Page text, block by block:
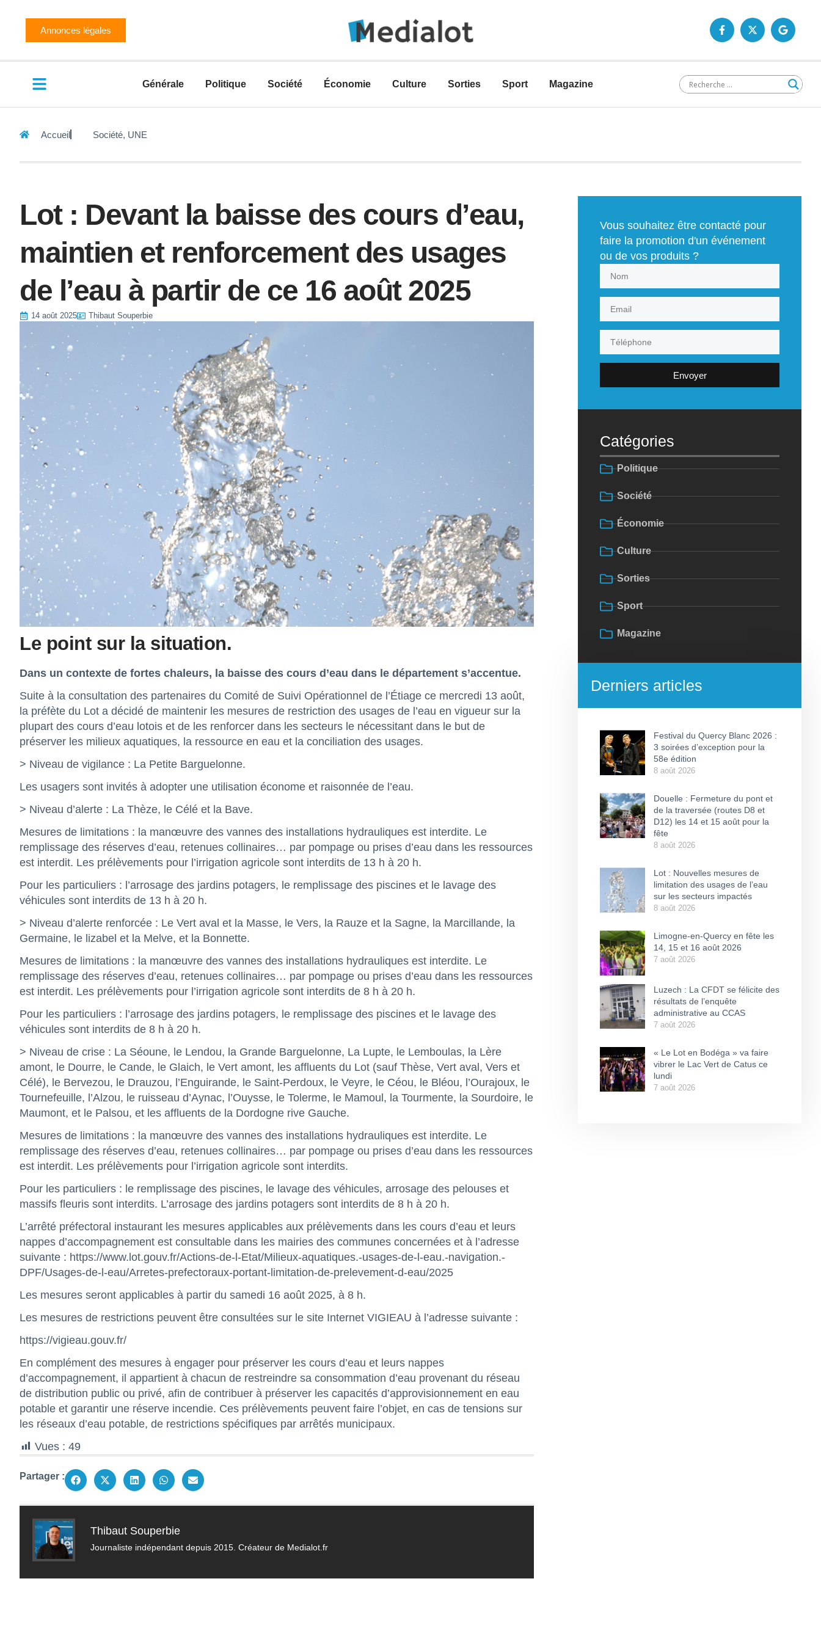
Annonces légales
Générale Politique Société Économie Culture Sorties Sport Magazine
Accueil Société, UNE
Lot : Devant la baisse des cours d’eau,
maintien et renforcement des usages
de l’eau à partir de ce 16 août 2025
14 août 2025 Thibaut Souperbie
Le point sur la situation.
Dans un contexte de fortes chaleurs, la baisse des cours d’eau dans le département s’accentue.
Suite à la consultation des partenaires du Comité de Suivi Opérationnel de l’Étiage ce mercredi 13 août,
la préfète du Lot a décidé de maintenir les mesures de restriction des usages de l’eau en vigueur sur la
plupart des cours d’eau lotois et de les renforcer dans les secteurs le nécessitant dans le but de
préserver les milieux aquatiques, la ressource en eau et la conciliation des usages.
> Niveau de vigilance : La Petite Barguelonne.
Les usagers sont invités à adopter une utilisation économe et raisonnée de l’eau.
> Niveau d’alerte : La Thèze, le Célé et la Bave.
Mesures de limitations : la manœuvre des vannes des installations hydrauliques est interdite. Le
remplissage des réserves d’eau, retenues collinaires… par pompage ou prises d’eau dans les ressources
est interdit. Les prélèvements pour l’irrigation agricole sont interdits de 13 h à 20 h.
Pour les particuliers : l’arrosage des jardins potagers, le remplissage des piscines et le lavage des
véhicules sont interdits de 13 h à 20 h.
> Niveau d’alerte renforcée : Le Vert aval et la Masse, le Vers, la Rauze et la Sagne, la Marcillande, la
Germaine, le lizabel et la Melve, et la Bonnette.
Mesures de limitations : la manœuvre des vannes des installations hydrauliques est interdite. Le
remplissage des réserves d’eau, retenues collinaires… par pompage ou prises d’eau dans les ressources
est interdit. Les prélèvements pour l’irrigation agricole sont interdits de 8 h à 20 h.
Pour les particuliers : l’arrosage des jardins potagers, le remplissage des piscines et le lavage des
véhicules sont interdits de 8 h à 20 h.
> Niveau de crise : La Séoune, le Lendou, la Grande Barguelonne, La Lupte, le Lemboulas, la Lère
amont, le Dourre, le Cande, le Glaich, le Vert amont, les affluents du Lot (sauf Thèse, Vert aval, Vers et
Célé), le Bervezou, le Drauzou, l’Enguirande, le Saint-Perdoux, le Veyre, le Céou, le Bléou, l’Ourajoux, le
Tournefeuille, l’Alzou, le ruisseau d’Aynac, l’Ouysse, le Tolerme, le Mamoul, la Tourmente, la Sourdoire, le
Maumont, et le Palsou, et les affluents de la Dordogne rive Gauche.
Mesures de limitations : la manœuvre des vannes des installations hydrauliques est interdite. Le
remplissage des réserves d’eau, retenues collinaires… par pompage ou prises d’eau dans les ressources
est interdit. Les prélèvements pour l’irrigation agricole sont interdits.
Pour les particuliers : le remplissage des piscines, le lavage des véhicules, arrosage des pelouses et
massifs fleuris sont interdits. L’arrosage des jardins potagers sont interdits de 8 h à 20 h.
L’arrêté préfectoral instaurant les mesures applicables aux prélèvements dans les cours d’eau et leurs
nappes d’accompagnement est consultable dans les mairies des communes concernées et à l’adresse
suivante : https://www.lot.gouv.fr/Actions-de-l-Etat/Milieux-aquatiques.-usages-de-l-eau.-navigation.-
DPF/Usages-de-l-eau/Arretes-prefectoraux-portant-limitation-de-prelevement-d-eau/2025
Les mesures seront applicables à partir du samedi 16 août 2025, à 8 h.
Les mesures de restrictions peuvent être consultées sur le site Internet VIGIEAU à l’adresse suivante :
https://vigieau.gouv.fr/
En complément des mesures à engager pour préserver les cours d’eau et leurs nappes
d’accompagnement, il appartient à chacun de restreindre sa consommation d’eau provenant du réseau
de distribution public ou privé, afin de contribuer à préserver les capacités d’approvisionnement en eau
potable et garantir une réserve incendie. Ces prélèvements peuvent faire l’objet, en cas de tensions sur
les réseaux d’eau potable, de restrictions spécifiques par arrêtés municipaux.
Vues : 49
Partager :
Thibaut Souperbie
Journaliste indépendant depuis 2015. Créateur de Medialot.fr
Vous souhaitez être contacté pour
faire la promotion d'un événement
ou de vos produits ?
Envoyer
Catégories
Politique
Société
Économie
Culture
Sorties
Sport
Magazine
Derniers articles
Festival du Quercy Blanc 2026 :
3 soirées d’exception pour la
58e édition
8 août 2026
Douelle : Fermeture du pont et
de la traversée (routes D8 et
D12) les 14 et 15 août pour la
fête
8 août 2026
Lot : Nouvelles mesures de
limitation des usages de l’eau
sur les secteurs impactés
8 août 2026
Limogne-en-Quercy en fête les
14, 15 et 16 août 2026
7 août 2026
Luzech : La CFDT se félicite des
résultats de l’enquête
administrative au CCAS
7 août 2026
« Le Lot en Bodéga » va faire
vibrer le Lac Vert de Catus ce
lundi
7 août 2026